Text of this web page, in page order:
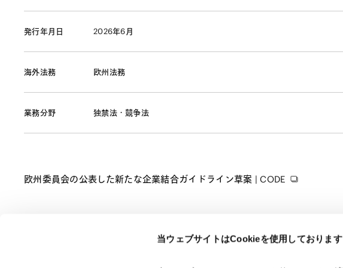
当ウェブサイトはCookieを使用しております
発行年月日 2026年6月
海外法務 欧州法務
業務分野 独禁法・競争法
欧州委員会の公表した新たな企業結合ガイドライン草案 | CODE